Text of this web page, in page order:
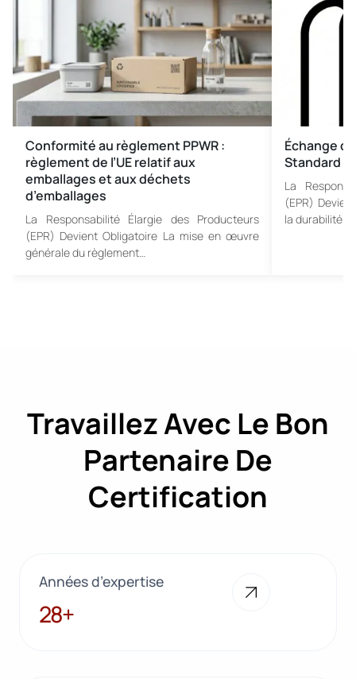
Conformité au règlement PPWR :
règlement de l’UE relatif aux
emballages et aux déchets
d’emballages
La Responsabilité Élargie des Producteurs
(EPR) Devient Obligatoire La mise en œuvre
générale du règlement…
Échange
Standard
La
(EPR)
la durabilité
Travaillez Avec Le Bon
Partenaire De
Certification
Années d’expertise
28+
28+